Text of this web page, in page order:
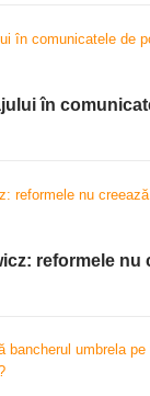
în
reformele nu